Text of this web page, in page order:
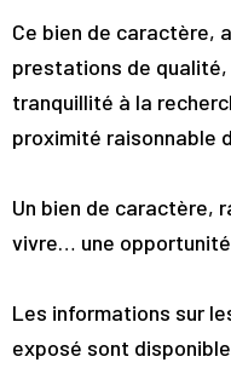
Ce bien de caractère,
prestations de
tranquillité à la
proximité raisonnable
Un bien de caractère,
vivre… une
Les informations sur
exposé sont